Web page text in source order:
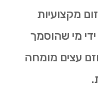
מקצועיות
מי שהוסמך
עצים מומחה